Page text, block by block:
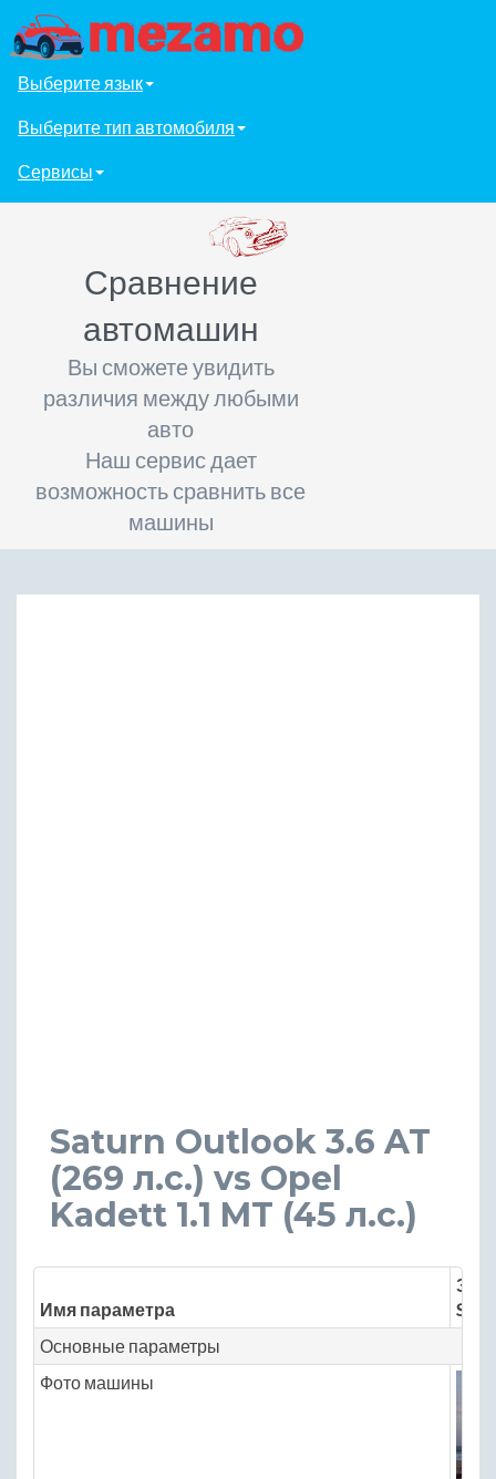
Выберите язык
Выберите тип автомобиля
Сервисы
Сравнение
автомашин
Вы сможете увидить
различия между любыми
авто
Наш сервис дает
возможность сравнить все
машины
Saturn Outlook 3.6 AT
(269 л.с.) vs Opel
Kadett 1.1 MT (45 л.с.)
Имя параметра
Основные параметры
Фото машины